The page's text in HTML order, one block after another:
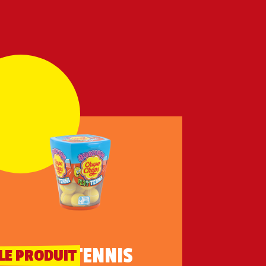
PLAY TENNIS
PRODUIT